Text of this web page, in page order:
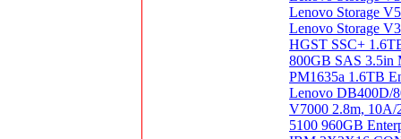
Lenovo Storage
Lenovo Storage
HGST SSC+
800GB SAS 3.5in
PM1635a 1.6TB
Lenovo DB400D/
V7000 2.8m, 10A/
5100 960GB